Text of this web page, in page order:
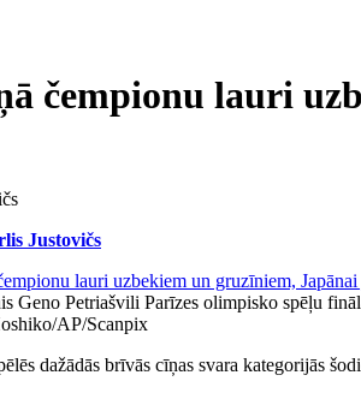
čempionu lauri
Justovičs
Geno Petriašvili Parīzes olimpisko spēļu
AP/Scanpix
dažādās brīvās cīņas svara kategorijās